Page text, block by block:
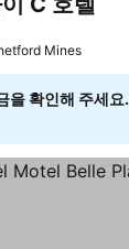
Mines
을 확인해 주세요.